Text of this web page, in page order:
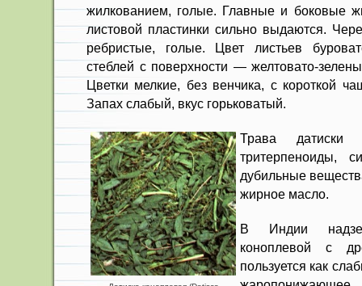
жилкованием, голые. Главные и боковые
листовой пластинки сильно выдаются.
ребристые, голые. Цвет листьев
стеблей с поверхности — желтовато-
Цветки мелкие, без венчика, с короткой
Запах слабый, вкус горьковатый.
Трава датиски
тритерпеноиды,
дубильные
жирное масло.
В Индии
коноплевой с
пользуется как